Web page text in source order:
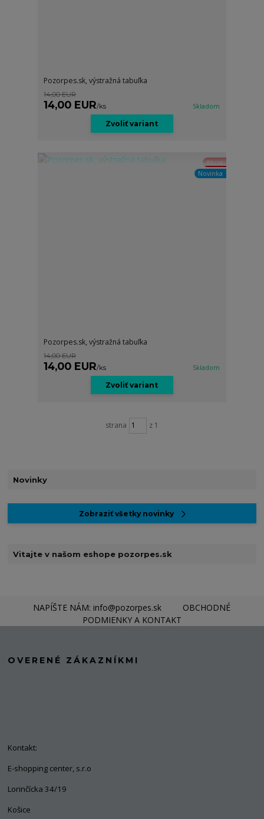
Pozorpes.sk, výstražná tabuľka
14,00 EUR
14,00 EUR/ks Skladom
Zvoliť variant
Akcia
Novinka
Pozorpes.sk, výstražná tabuľka
14,00 EUR
14,00 EUR/ks Skladom
Zvoliť variant
strana z 1
Novinky
Zobraziť všetky novinky
Vitajte v našom eshope pozorpes.sk
NAPÍŠTE NÁM: info@pozorpes.sk
OBCHODNÉ
PODMIENKY A KONTAKT
OVERENÉ ZÁKAZNÍKMI
Kontakt:
E-shopping center, s.r.o
Lorinčícka 34/19
Košice